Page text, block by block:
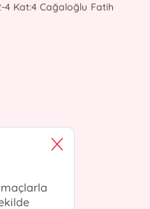
4 Kat:4 Cağaloğlu Fatih